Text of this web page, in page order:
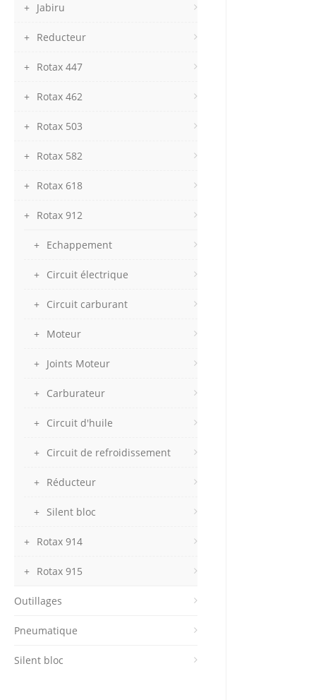
Jabiru
Reducteur
Rotax 447
Rotax 462
Rotax 503
Rotax 582
Rotax 618
Rotax 912
Echappement
Circuit électrique
Circuit carburant
Moteur
Joints Moteur
Carburateur
Circuit d'huile
Circuit de refroidissement
Réducteur
Silent bloc
Rotax 914
Rotax 915
Outillages
Pneumatique
Silent bloc